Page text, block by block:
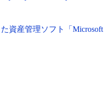
資産管理ソフト「Microsoft